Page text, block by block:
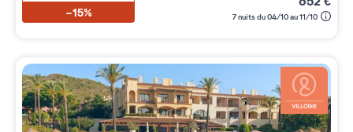
-15% 7 nuits du 04/10 au 11/10